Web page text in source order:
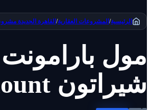
الرئيسية/ المشروعات العقارية/ القاهرة الجديدة
مول
شيراتون Mall Paramount شركة أجيك